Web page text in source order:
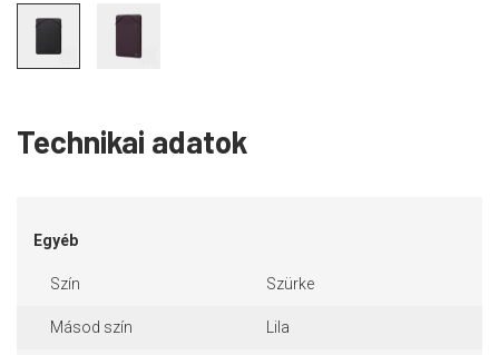
Technikai adatok
Egyéb
Szín Szürke
Másod szín Lila